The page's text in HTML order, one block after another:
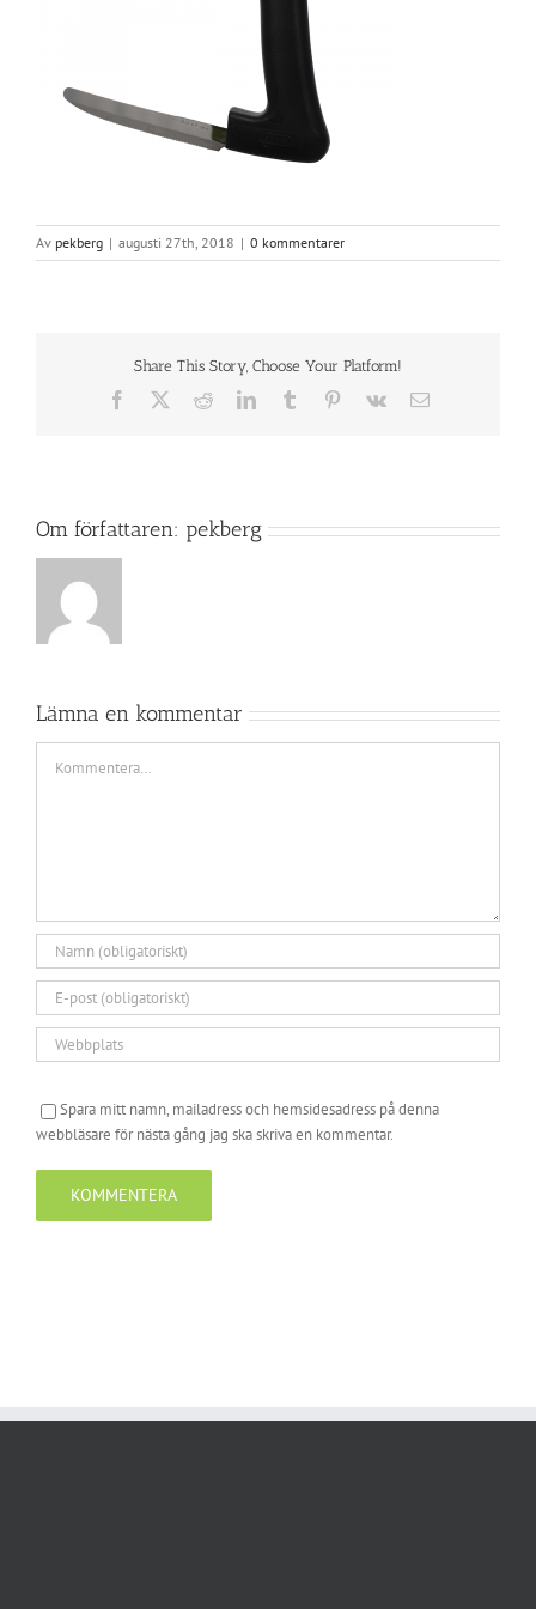
Av pekberg | augusti 27th, 2018 | 0 kommentarer
Share This Story, Choose Your Platform!
Facebook RedditLinkedInTumblr Pinterest
Vk
E-
Om författaren: pekberg
Lämna en kommentar
Spara mitt namn, mailadress och hemsidesadress på denna
webbläsare för nästa gång jag ska skriva en kommentar.